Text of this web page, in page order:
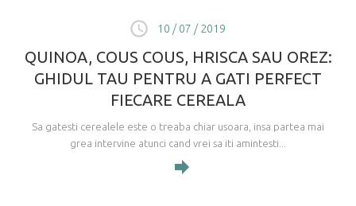
10 / 07 / 2019
QUINOA, COUS COUS, HRISCA SAU OREZ:
GHIDUL TAU PENTRU A GATI PERFECT
FIECARE CEREALA
Sa gatesti cerealele este o treaba chiar usoara, insa partea mai
grea intervine atunci cand vrei sa iti amintesti...